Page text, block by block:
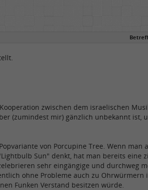
zwischen dem israelischen
(zumindest mir) gänzlich unbekannt ist,
von Porcupine Tree. Wenn man
Sun" denkt, hat man bereits eine
sehr eingängige und durchweg
ohne Probleme auch zu Ohrwürmern
Funken Verstand besitzen würde.